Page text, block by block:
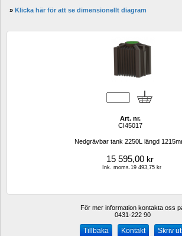
» Klicka här för att se dimensionellt diagram
Art. nr.
CI45017
Nedgrävbar tank 2250L längd
15 595,00 kr
Ink. moms.19 493,75 kr
För mer information kontakta oss
0431-222 90
Kontakt Skriv ut